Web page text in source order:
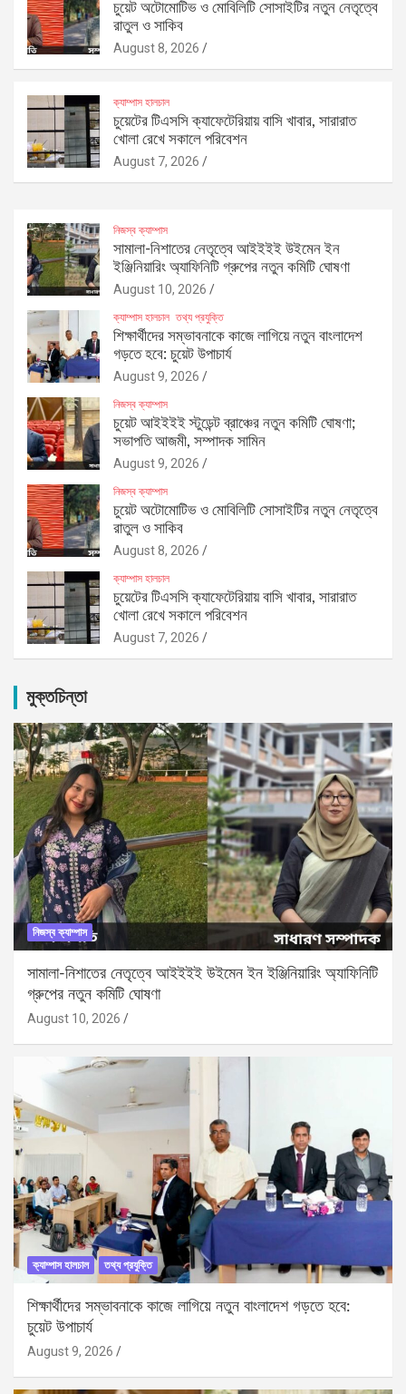
চুয়েট অটোমোটিভ ও মোবিলিটি সোসাইটির নতুন নেতৃত্বে
রাতুল ও সাকিব
August 8, 2026
ক্যাম্পাস হালচাল
চুয়েটের টিএসসি ক্যাফেটেরিয়ায় বাসি খাবার, সারারাত
খোলা রেখে সকালে পরিবেশন
August 7, 2026
নিজস্ব ক্যাম্পাস
সামালা-নিশাতের নেতৃত্বে আইইইই উইমেন ইন
ইঞ্জিনিয়ারিং অ্যাফিনিটি গ্রুপের নতুন কমিটি ঘোষণা
August 10, 2026
ক্যাম্পাস হালচাল তথ্য প্রযুক্তি
শিক্ষার্থীদের সম্ভাবনাকে কাজে লাগিয়ে নতুন বাংলাদেশ
গড়তে হবে: চুয়েট উপাচার্য
August 9, 2026
নিজস্ব ক্যাম্পাস
চুয়েট আইইইই স্টুডেন্ট ব্রাঞ্চের নতুন কমিটি ঘোষণা;
সভাপতি আজমী, সম্পাদক সামিন
August 9, 2026
নিজস্ব ক্যাম্পাস
চুয়েট অটোমোটিভ ও মোবিলিটি সোসাইটির নতুন নেতৃত্বে
রাতুল ও সাকিব
August 8, 2026
ক্যাম্পাস হালচাল
চুয়েটের টিএসসি ক্যাফেটেরিয়ায় বাসি খাবার, সারারাত
খোলা রেখে সকালে পরিবেশন
August 7, 2026
মুক্তচিন্তা
নিজস্ব ক্যাম্পাস
সামালা-নিশাতের নেতৃত্বে আইইইই উইমেন ইন ইঞ্জিনিয়ারিং অ্যাফিনিটি
গ্রুপের নতুন কমিটি ঘোষণা
August 10, 2026
ক্যাম্পাস হালচাল তথ্য প্রযুক্তি
শিক্ষার্থীদের সম্ভাবনাকে কাজে লাগিয়ে নতুন বাংলাদেশ গড়তে হবে:
চুয়েট উপাচার্য
August 9, 2026